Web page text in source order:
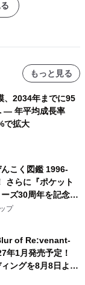
もっと見る
、2034年までに95
― 年平均成長率
で拡大
んこく図鑑 1996-
さらに『ポケット
ズ30周年を記念し
ンスター ビジュア
発売決定！ 2026
プ
of Re:venant-
年1月発売予定！
ングを8月8日より